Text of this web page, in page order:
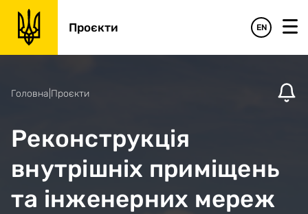
Проєкти EN
Головна Проєкти
Реконструкція
внутрішніх приміщень
та інженерних мереж